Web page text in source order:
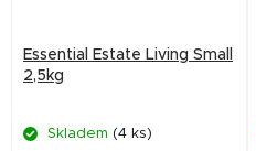
Essential Estate Living Small
2,5kg
Skladem (4 ks)